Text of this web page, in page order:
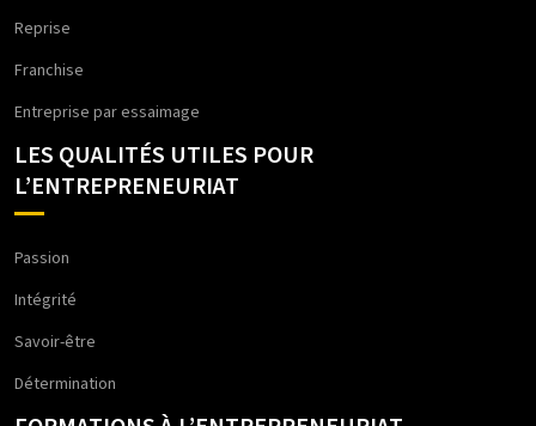
Reprise
Franchise
Entreprise par essaimage
LES QUALITÉS UTILES POUR
L’ENTREPRENEURIAT
Passion
Intégrité
Savoir-être
Détermination